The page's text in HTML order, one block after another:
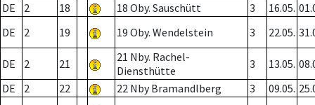
DE
2 18 18 Oby. Sauschütt 3 16.05.
DE
2 19 19 Oby. Wendelstein 3 22.05.
DE 2 21
21 Nby. Rachel-
Diensthütte
3 13.05.
DE
2 22 22 Nby Bramandlberg 3 09.05.